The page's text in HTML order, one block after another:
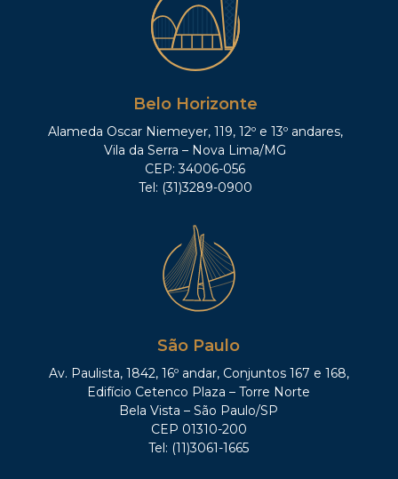
Belo Horizonte
Alameda Oscar Niemeyer, 119, 12º e 13º andares,
Vila da Serra – Nova Lima/MG
CEP: 34006-056
Tel: (31)3289-0900
São Paulo
Av. Paulista, 1842, 16º andar, Conjuntos 167 e 168,
Edifício Cetenco Plaza – Torre Norte
Bela Vista – São Paulo/SP
CEP 01310-200
Tel: (11)3061-1665